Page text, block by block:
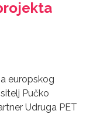
europskog
Pučko
Udruga PET